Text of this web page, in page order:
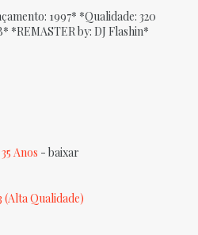
1997* *Qualidade: 320
*REMASTER by: DJ Flashin*
Anos - baixar
(Alta Qualidade)